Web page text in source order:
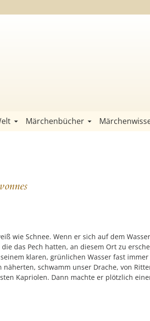
Märchenbücher
wie Schnee. Wenn er sich auf dem
das Pech hatten, an diesem Ort zu
klaren, grünlichen Wasser fast
schwamm unser Drache, von
Kapriolen. Dann machte er plötzlich